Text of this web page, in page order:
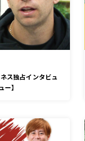
ス独占インタビュ
】